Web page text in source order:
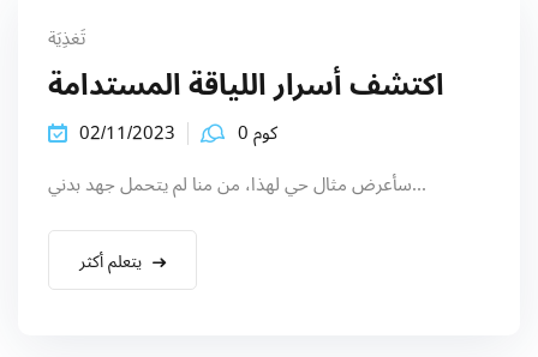
تَغذِيَة
اكتشف أسرار اللياقة المستدامة
02/11/2023
كوم 0
سأعرض مثال حي لهذا، من منا لم يتحمل جهد بدني...
يتعلم أكثر